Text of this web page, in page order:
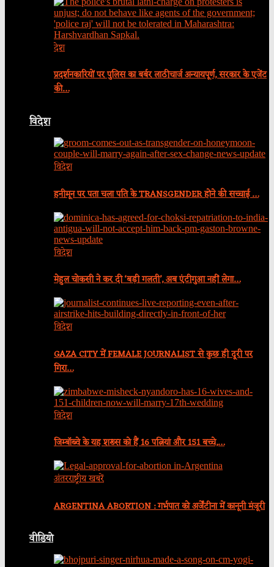
देश
प्रदर्शनकारियों पर पुलिस का बर्बर लाठीचार्ज अन्यायपूर्ण, सरकार के एजेंट
की…
विदेश
विदेश
हनीमून पर पता चला पति के TRANSGENDER होने की सच्चाई …
विदेश
मेहुल चोकसी ने कर दी ‘बड़ी गलती’, अब एंटीगुआ नहीं लेगा…
विदेश
GAZA CITY में FEMALE JOURNALIST से कुछ ही दूरी पर
गिरा…
विदेश
जिम्बॉब्वे के यह शख्स को हैं 16 पत्नियां और 151 बच्चे,…
अंतरराष्ट्रीय खबरें
ARGENTINA ABORTION : गर्भपात को अर्जेंटीना में कानूनी मंजूरी
वीडियो